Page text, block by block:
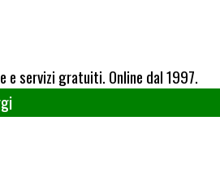
e servizi gratuiti. Online dal 1997.